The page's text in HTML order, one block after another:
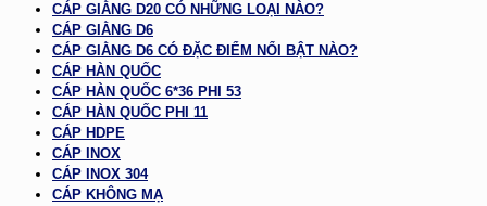
CÁP GIẰNG D20 CÓ NHỮNG LOẠI NÀO?
CÁP GIẰNG D6
CÁP GIẰNG D6 CÓ ĐẶC ĐIỂM NỔI BẬT NÀO?
CÁP HÀN QUỐC
CÁP HÀN QUỐC 6*36 PHI 53
CÁP HÀN QUỐC PHI 11
CÁP HDPE
CÁP INOX
CÁP INOX 304
CÁP KHÔNG MẠ